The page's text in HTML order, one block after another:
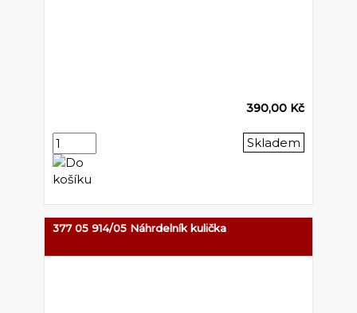
390,00 Kč
Skladem
377 05 914/05 Náhrdelník kulička